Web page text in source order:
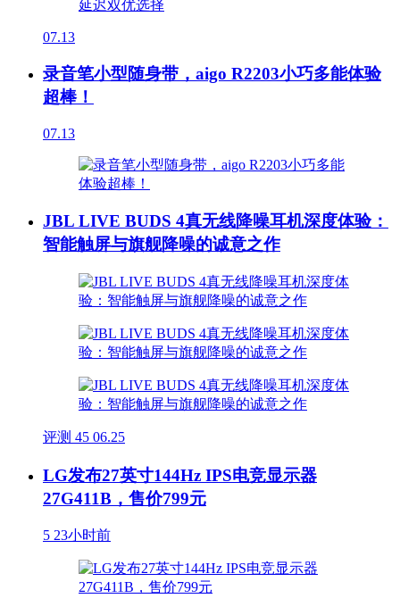
07.13
录音笔小型随身带，aigo R2203小巧多能体验
超棒！
07.13
JBL LIVE BUDS 4真无线降噪耳机深度体验：
智能触屏与旗舰降噪的诚意之作
评测 45 06.25
LG发布27英寸144Hz IPS电竞显示器
27G411B，售价799元
5 23小时前